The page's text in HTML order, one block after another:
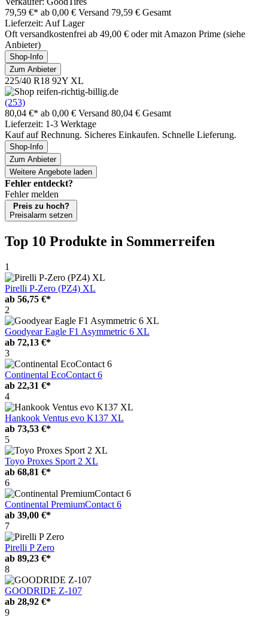
79,59 €* ab 0,00 € Versand 79,59 € Gesamt
Lieferzeit: Auf Lager
Oft versandkostenfrei ab 49,00 € oder mit Amazon Prime (siehe
Anbieter)
Shop-Info
Zum Anbieter
225/40 R18 92Y XL
(253)
80,04 €* ab 0,00 € Versand 80,04 € Gesamt
Lieferzeit: 1-3 Werktage
Kauf auf Rechnung. Sicheres Einkaufen. Schnelle Lieferung.
Shop-Info
Zum Anbieter
Weitere Angebote laden
Fehler entdeckt?
Fehler melden
Preis zu hoch?
Preisalarm setzen
Top 10 Produkte in Sommerreifen
1
Pirelli P-Zero (PZ4) XL
ab 56,75 €*
2
Goodyear Eagle F1 Asymmetric 6 XL
ab 72,13 €*
3
Continental EcoContact 6
ab 22,31 €*
4
Hankook Ventus evo K137 XL
ab 73,53 €*
5
Toyo Proxes Sport 2 XL
ab 68,81 €*
6
Continental PremiumContact 6
ab 39,00 €*
7
Pirelli P Zero
ab 89,23 €*
8
GOODRIDE Z-107
ab 28,92 €*
9